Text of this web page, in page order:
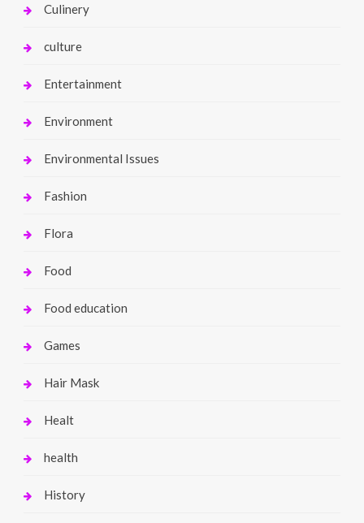
Culinery
culture
Entertainment
Environment
Environmental Issues
Fashion
Flora
Food
Food education
Games
Hair Mask
Healt
health
History